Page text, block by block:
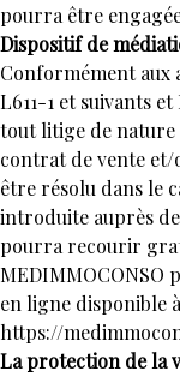
pourra être
Dispositif de
Conformément aux
L611-1 et suivants
tout litige de
contrat de vente et/
être résolu dans le
introduite auprès
pourra recourir
en ligne disponible
https://
La protection de la